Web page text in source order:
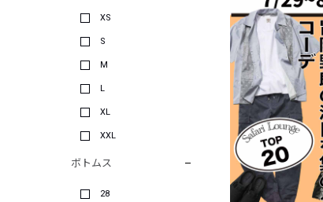
XS
S
M
L
XL
XXL
ボトムス
28